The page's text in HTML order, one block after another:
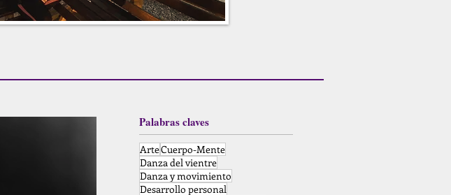
Palabras claves
ArteCuerpo-Mente
Danza del vientre
Danza y movimiento
Desarrollo personal